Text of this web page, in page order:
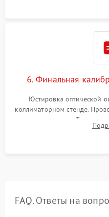
6. Финальная
Юстировка оптической
коллиматорном стенде.
ударном стенде.
темноте, дальности
FAQ. Ответы на